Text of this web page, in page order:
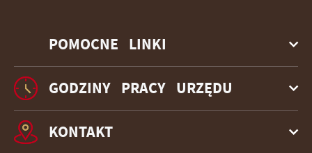
POMOCNE LINKI
GODZINY PRACY URZĘDU
KONTAKT